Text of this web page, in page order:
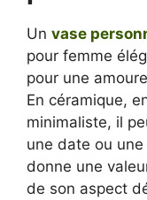
Un vase
pour femme
pour une
En céramique,
minimaliste, il
une date ou
donne une
de son aspect